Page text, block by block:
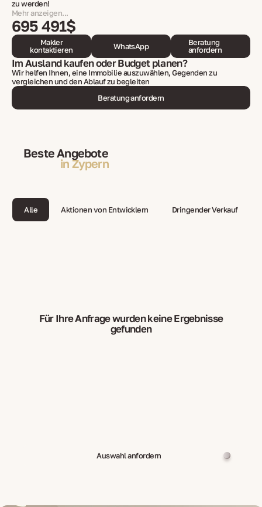
zu werden!
Mehr anzeigen...
695 491$
Makler
kontaktieren
WhatsApp
Beratung
anfordern
Im Ausland kaufen oder Budget planen?
Wir helfen Ihnen, eine Immobilie auszuwählen, Gegenden zu
vergleichen und den Ablauf zu begleiten
Beratung anfordern
Beste Angebote
in Zypern
Alle Aktionen von Entwicklern Dringender Verkauf
Für Ihre Anfrage wurden keine Ergebnisse
gefunden
Auswahl anfordern